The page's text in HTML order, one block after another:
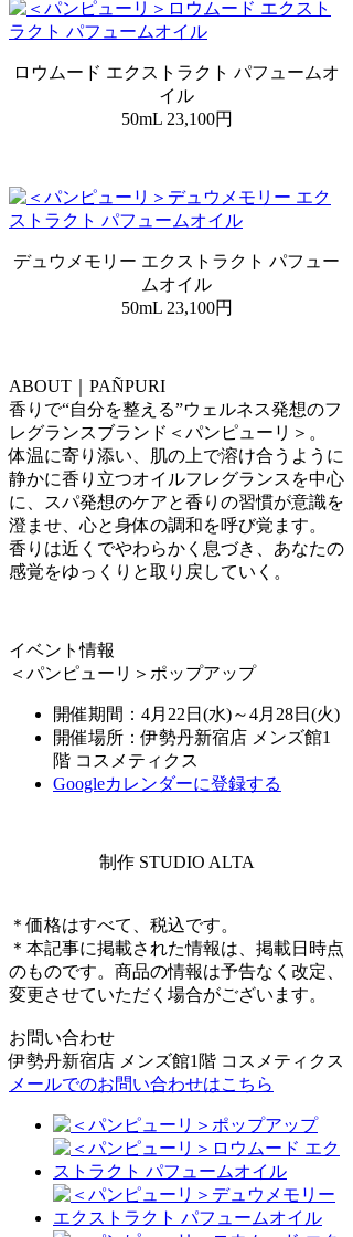
ロウムード エクストラクト パフュームオ
イル
50mL 23,100円
デュウメモリー エクストラクト パフュー
ムオイル
50mL 23,100円
ABOUT｜PAÑPURI
香りで“自分を整える”ウェルネス発想のフ
レグランスブランド＜パンピューリ＞。
体温に寄り添い、肌の上で溶け合うように
静かに香り立つオイルフレグランスを中心
に、スパ発想のケアと香りの習慣が意識を
澄ませ、心と身体の調和を呼び覚ます。
香りは近くでやわらかく息づき、あなたの
感覚をゆっくりと取り戻していく。
イベント情報
＜パンピューリ＞ポップアップ
開催期間：4月22日(水)～4月28日(火)
開催場所：伊勢丹新宿店 メンズ館1
階 コスメティクス
Googleカレンダーに登録する
制作 STUDIO ALTA
＊価格はすべて、税込です。
＊本記事に掲載された情報は、掲載日時点
のものです。商品の情報は予告なく改定、
変更させていただく場合がございます。
お問い合わせ
伊勢丹新宿店 メンズ館1階 コスメティクス
メールでのお問い合わせはこちら